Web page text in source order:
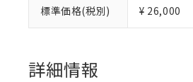
標準価格(税別) ¥ 26,000
詳細情報